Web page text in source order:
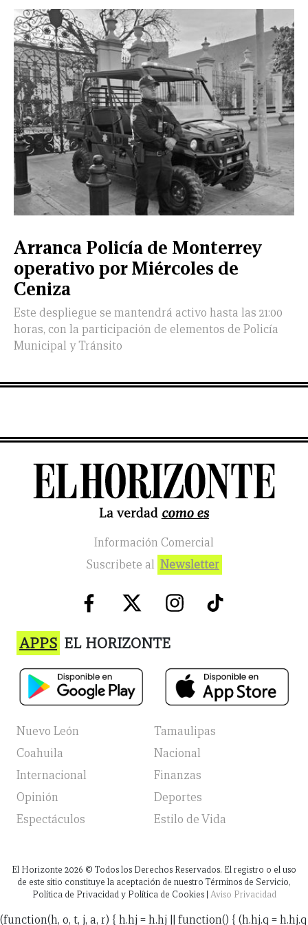
Arranca Policía de Monterrey
operativo por Miércoles de
Ceniza
Este despliegue se mantendrá activo hasta las 21:00
horas, con la participación de elementos de Policía
Municipal y Tránsito
Información Comercial
Suscribete al Newsletter
APPS EL HORIZONTE
Nuevo León
Tamaulipas
Coahuila
Nacional
Internacional
Finanzas
Opinión
Deportes
Espectáculos
Estilo de Vida
El Horizonte 2026 © Todos los Derechos Reservados. El registro o el uso
de este sitio constituye la aceptación de nuestro Términos de Servicio,
Política de Privacidad y Política de Cookies | Aviso Privacidad
(function(h, o, t, j, a, r) { h.hj = h.hj || function() { (h.hj.q = h.hj.q